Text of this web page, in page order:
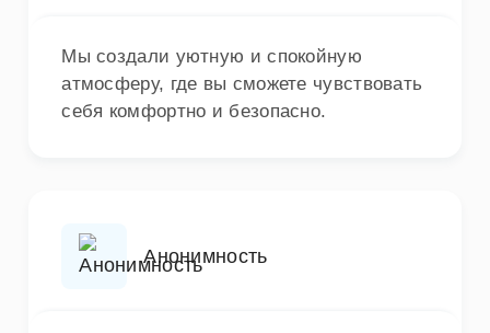
Мы создали уютную и спокойную
атмосферу, где вы сможете чувствовать
себя комфортно и безопасно.
Анонимность